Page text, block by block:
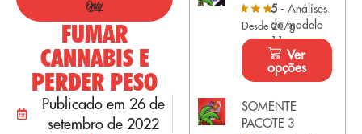
FUMAR
CANNABIS E
PERDER PESO
Publicado em 26 de
setembro de 2022
5 - Análises
do modelo
11
Desde 2€/g
Ver
opções
SOMENTE
PACOTE 3